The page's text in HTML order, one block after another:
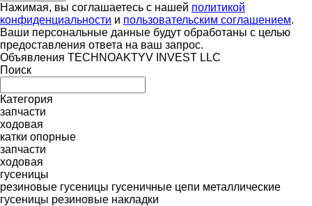
Нажимая, вы соглашаетесь с нашей политикой
конфиденциальности и пользовательским соглашением.
Ваши персональные данные будут обработаны с целью
предоставления ответа на ваш запрос.
Объявления TECHNOAKTYV INVEST LLC
Поиск
Категория
запчасти
ходовая
катки опорные
запчасти
ходовая
гусеницы
резиновые гусеницы гусеничные цепи металлические
гусеницы резиновые накладки